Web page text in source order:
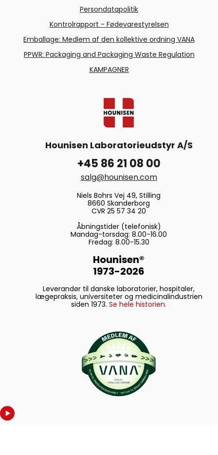
Persondatapolitik
Kontrolrapport - Fødevarestyrelsen
Emballage: Medlem af den kollektive ordning VANA
PPWR: Packaging and Packaging Waste Regulation
KAMPAGNER
Hounisen Laboratorieudstyr A/S
+45 86 21 08 00
salg@hounisen.com
Niels Bohrs Vej 49, Stilling
8660 Skanderborg
CVR 25 57 34 20
Åbningstider (telefonisk)
Mandag-torsdag: 8.00-16.00
Fredag: 8.00-15.30
Hounisen®
1973-2026
Leverandør til danske laboratorier, hospitaler,
lægepraksis, universiteter og medicinalindustrien
siden 1973. Se hele historien.